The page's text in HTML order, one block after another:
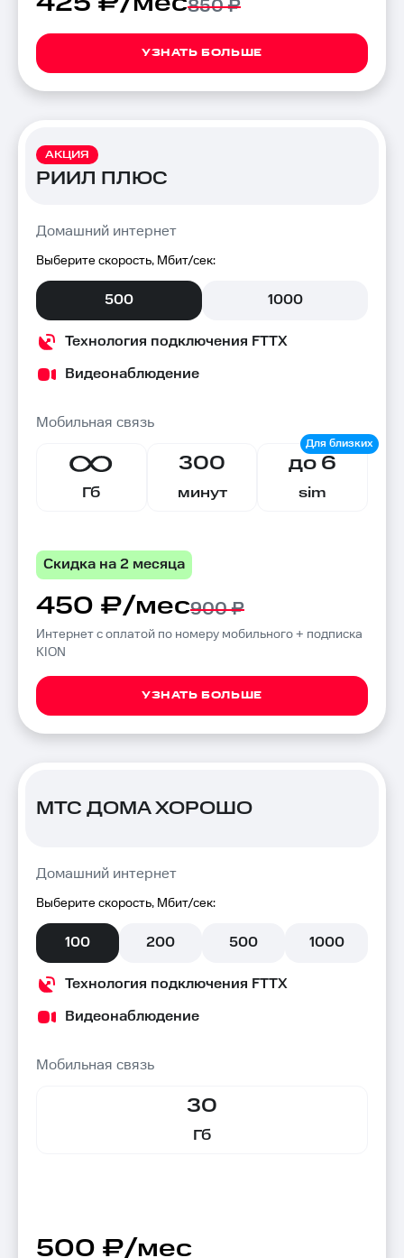
850 ₽
УЗНАТЬ БОЛЬШЕ
АКЦИЯ
РИИЛ ПЛЮС
Домашний интернет
Выберите скорость, Мбит/сек:
500 1000
Технология подключения FTTX
Видеонаблюдение
Мобильная связь
Гб
300
минут
до 6
sim
Скидка на 2 месяца
450 ₽/мес900 ₽
Интернет с оплатой по номеру мобильного + подписка
KION
УЗНАТЬ БОЛЬШЕ
МТС ДОМА ХОРОШО
Домашний интернет
Выберите скорость, Мбит/сек:
100 200 500 1000
Технология подключения FTTX
Видеонаблюдение
Мобильная связь
30
Гб
500 ₽/мес